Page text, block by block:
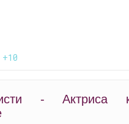
+10
- Актриса